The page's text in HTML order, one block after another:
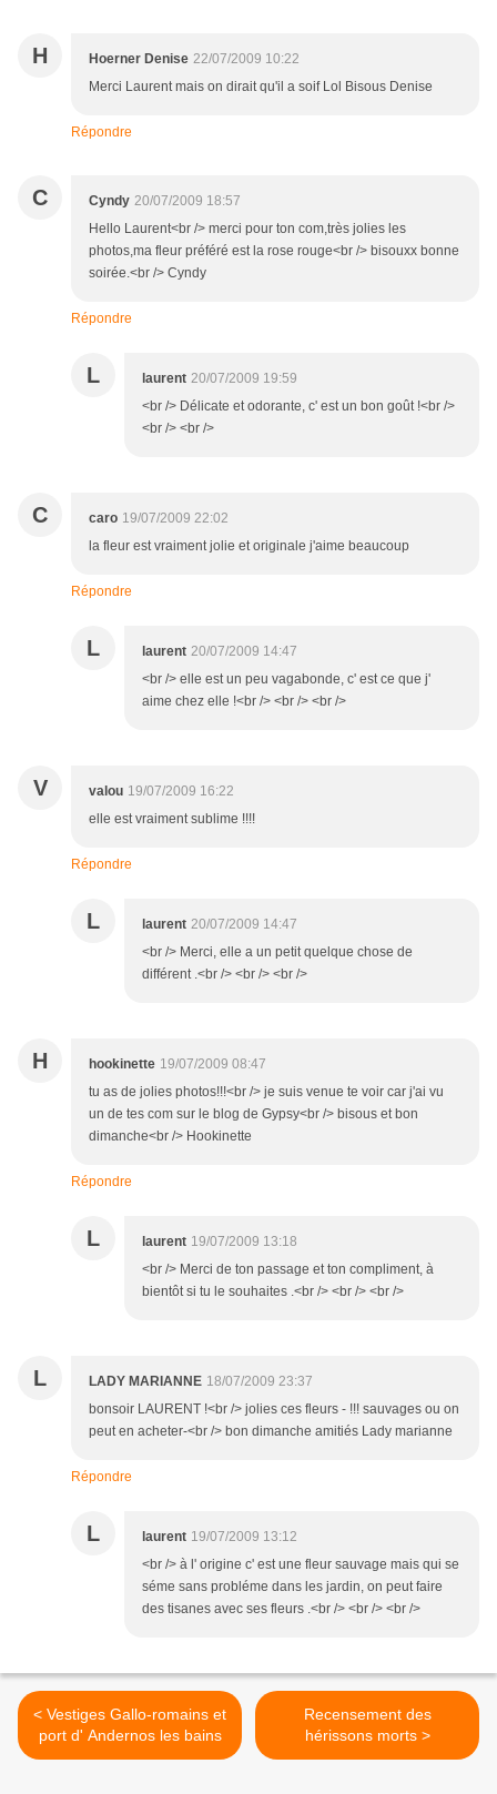
H Hoerner Denise 22/07/2009 10:22
Merci Laurent mais on dirait qu'il a soif Lol Bisous Denise
Répondre
C Cyndy 20/07/2009 18:57
Hello Laurent<br /> merci pour ton com,très jolies les
photos,ma fleur préféré est la rose rouge<br /> bisouxx bonne
soirée.<br /> Cyndy
Répondre
L laurent 20/07/2009 19:59
<br /> Délicate et odorante, c' est un bon goût !<br />
<br /> <br />
C caro 19/07/2009 22:02
la fleur est vraiment jolie et originale j'aime beaucoup
Répondre
L laurent 20/07/2009 14:47
<br /> elle est un peu vagabonde, c' est ce que j'
aime chez elle !<br /> <br /> <br />
V valou 19/07/2009 16:22
elle est vraiment sublime !!!!
Répondre
L laurent 20/07/2009 14:47
<br /> Merci, elle a un petit quelque chose de
différent .<br /> <br /> <br />
H hookinette 19/07/2009 08:47
tu as de jolies photos!!!<br /> je suis venue te voir car j'ai vu
un de tes com sur le blog de Gypsy<br /> bisous et bon
dimanche<br /> Hookinette
Répondre
L laurent 19/07/2009 13:18
<br /> Merci de ton passage et ton compliment, à
bientôt si tu le souhaites .<br /> <br /> <br />
L LADY MARIANNE 18/07/2009 23:37
bonsoir LAURENT !<br /> jolies ces fleurs - !!! sauvages ou on
peut en acheter-<br /> bon dimanche amitiés Lady marianne
Répondre
L laurent 19/07/2009 13:12
<br /> à l' origine c' est une fleur sauvage mais qui se
séme sans probléme dans les jardin, on peut faire
des tisanes avec ses fleurs .<br /> <br /> <br />
< Vestiges Gallo-romains et
port d' Andernos les bains
Recensement des
hérissons morts >